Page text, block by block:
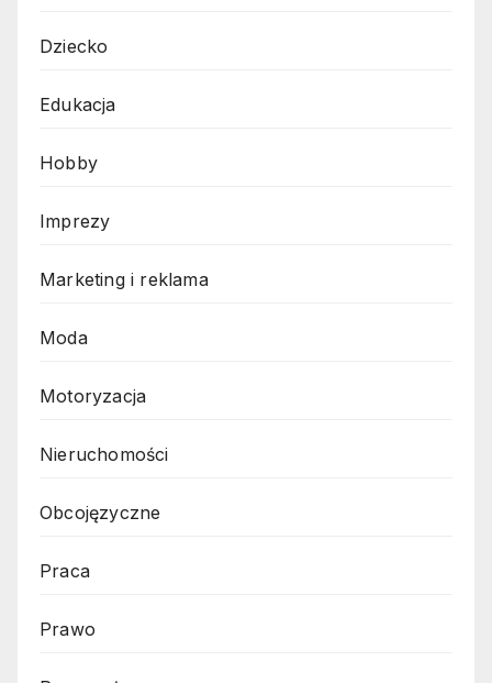
Dziecko
Edukacja
Hobby
Imprezy
Marketing i reklama
Moda
Motoryzacja
Nieruchomości
Obcojęzyczne
Praca
Prawo